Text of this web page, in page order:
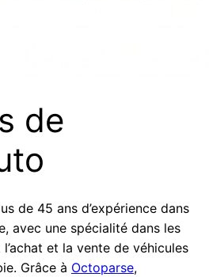
de
de 45 ans d’expérience dans
avec une spécialité dans les
et la vente de véhicules
Grâce à Octoparse,